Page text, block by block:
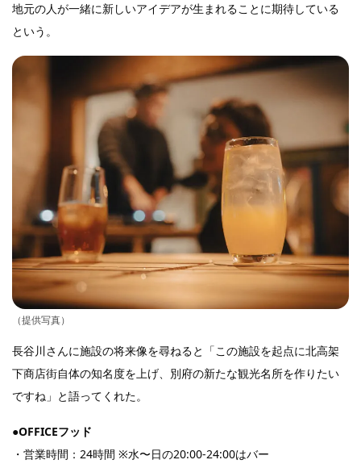
地元の人が一緒に新しいアイデアが生まれることに期待している
という。
（提供写真）
長谷川さんに施設の将来像を尋ねると「この施設を起点に北高架
下商店街自体の知名度を上げ、別府の新たな観光名所を作りたい
ですね」と語ってくれた。
●OFFICEフッド
・営業時間：24時間 ※水〜日の20:00-24:00はバー